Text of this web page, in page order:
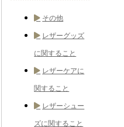
その他
レザーグッズ
に関すること
レザーケアに
関すること
レザーシュー
ズに関すること